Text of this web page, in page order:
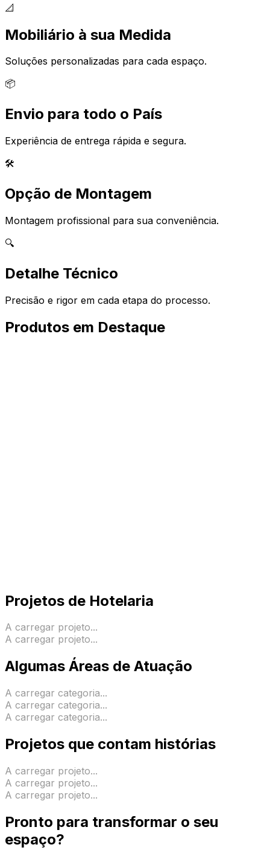
📐
Mobiliário à sua Medida
Soluções personalizadas para cada espaço.
📦
Envio para todo o País
Experiência de entrega rápida e segura.
🛠️
Opção de Montagem
Montagem profissional para sua conveniência.
🔍
Detalhe Técnico
Precisão e rigor em cada etapa do processo.
Produtos em Destaque
Projetos de Hotelaria
A carregar projeto...
A carregar projeto...
Algumas Áreas de Atuação
A carregar categoria...
A carregar categoria...
A carregar categoria...
Projetos que contam histórias
A carregar projeto...
A carregar projeto...
A carregar projeto...
Pronto para transformar o seu
espaço?